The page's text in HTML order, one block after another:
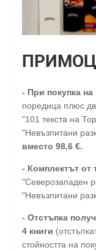
- При покупка на
поредица плюс
"101 текста на
"Невъзпитани
вместо 98,6 €.
- Комплектът от
"Северозападен
"Невъзпитани
- Отстъпка
4 книги
стойността на